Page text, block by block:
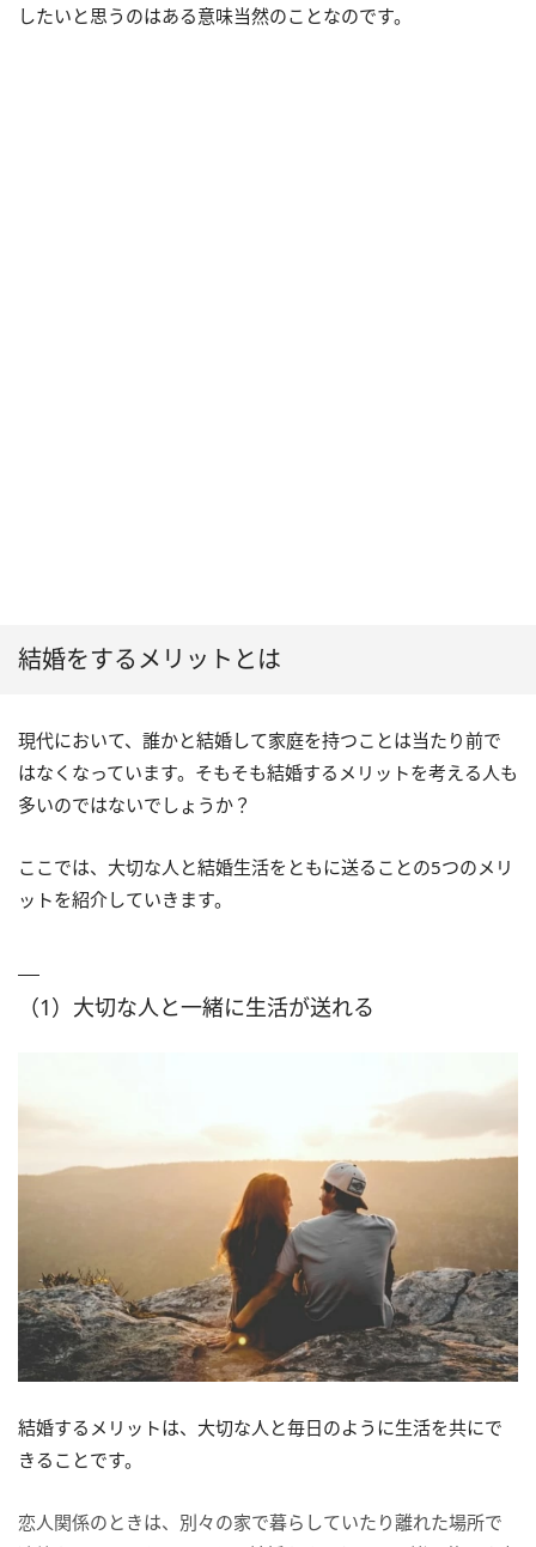
したいと思うのはある意味当然のことなのです。
結婚をするメリットとは
現代において、誰かと結婚して家庭を持つことは当たり前で
はなくなっています。そもそも結婚するメリットを考える人も
多いのではないでしょうか？
ここでは、大切な人と結婚生活をともに送ることの5つのメリ
ットを紹介していきます。
（1）大切な人と一緒に生活が送れる
結婚するメリットは、大切な人と毎日のように生活を共にで
きることです。
恋人関係のときは、別々の家で暮らしていたり離れた場所で